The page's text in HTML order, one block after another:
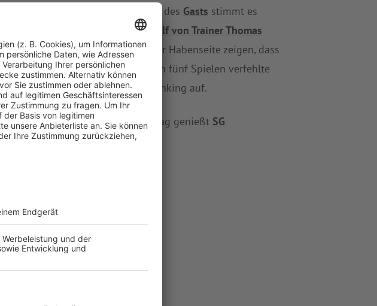
Tableaus. In der Verteidigung des Gasts stimmt es
Nun musste sich die
Elf von Trainer Thomas
und zwei Unentschieden auf der Habenseite zeigen, dass
15 Punkten aus den vergangenen fünf Spielen verfehlte
Neudorfin diesem Ranking auf.
15:00 Uhr), am gleichen Tag genießt SG